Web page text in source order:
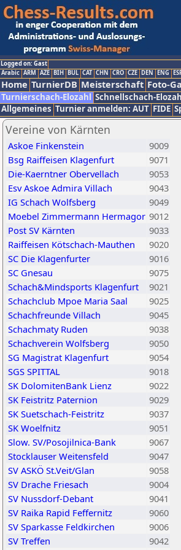
Logged on: Gast
Arabic ARM AZE BIH BUL CAT CHN CRO CZE DEN ENG
Home TurnierDB Meisterschaft Foto-
Turnierschach-Elozahl Schnellschach-
Allgemeines Turnier anmelden: AUT FIDE
Vereine von Kärnten
Askoe Finkenstein
9009
Bsg Raiffeisen Klagenfurt
9071
Die-Kaerntner Obervellach
9053
Esv Askoe Admira Villach
9043
IG Schach Wolfsberg
9049
Moebel Zimmermann Hermagor 9012
Post SV Kärnten
9033
Raiffeisen Kötschach-Mauthen
9020
SC Die Klagenfurter
9016
SC Gnesau
9075
Schach&Mindsports Klagenfurt
9021
Schachclub Mpoe Maria Saal
9025
Schachfreunde Villach
9045
Schachmaty Ruden
9038
Schachverein Wolfsberg
9050
SG Magistrat Klagenfurt
9054
SGS SPITTAL
9018
SK DolomitenBank Lienz
9022
SK Feistritz Paternion
9029
SK Suetschach-Feistritz
9037
SK Woelfnitz
9051
Slow. SV/Posojilnica-Bank
9067
Stocklauser Weitensfeld
9047
SV ASKÖ St.Veit/Glan
9058
SV Drache Friesach
9004
SV Nussdorf-Debant
9041
SV Raika Rapid Feffernitz
9060
SV Sparkasse Feldkirchen
9006
SV Treffen
9042